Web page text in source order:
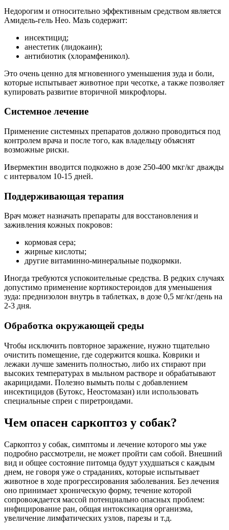
Недорогим и относительно эффективным средством является
Амидель-гель Нео. Мазь содержит:
инсектицид;
анестетик (лидокаин);
антибиотик (хлорамфеникол).
Это очень ценно для мгновенного уменьшения зуда и боли,
которые испытывает животное при чесотке, а также позволяет
купировать развитие вторичной микрофлоры.
Системное лечение
Применение системных препаратов должно проводиться под
контролем врача и после того, как владельцу объяснят
возможные риски.
Ивермектин вводится подкожно в дозе 250-400 мкг/кг дважды
с интервалом 10-15 дней.
Поддерживающая терапия
Врач может назначать препараты для восстановления и
заживления кожных покровов:
кормовая сера;
жирные кислоты;
другие витаминно-минеральные подкормки.
Иногда требуются успокоительные средства. В редких случаях
допустимо применение кортикостероидов для уменьшения
зуда: преднизолон внутрь в таблетках, в дозе 0,5 мг/кг/день на
2-3 дня.
Обработка окружающей среды
Чтобы исключить повторное заражение, нужно тщательно
очистить помещение, где содержится кошка. Коврики и
лежаки лучше заменить полностью, либо их стирают при
высоких температурах в мыльном растворе и обрабатывают
акарицидами. Полезно вымыть полы с добавлением
инсектицидов (Бутокс, Неостомазан) или использовать
специальные спреи с пиретроидами.
Чем опасен саркоптоз у собак?
Саркоптоз у собак, симптомы и лечение которого мы уже
подробно рассмотрели, не может пройти сам собой. Внешний
вид и общее состояние питомца будут ухудшаться с каждым
днем, не говоря уже о страданиях, которые испытывает
животное в ходе прогрессирования заболевания. Без лечения
оно принимает хроническую форму, течение которой
сопровождается массой потенциально опасных проблем:
инфицирование ран, общая интоксикация организма,
увеличение лимфатических узлов, парезы и т.д.